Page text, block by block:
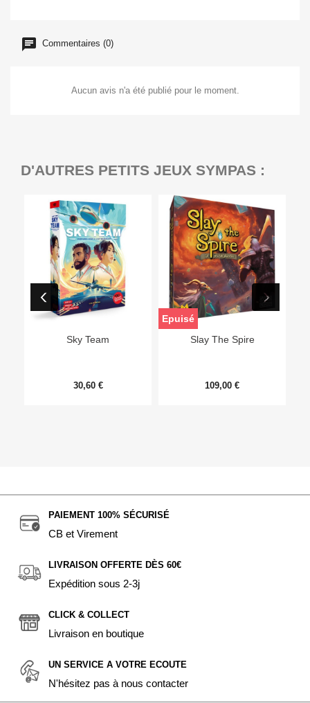
Commentaires (0)
Aucun avis n'a été publié pour le moment.
D'AUTRES PETITS JEUX SYMPAS :
Sky Team
30,60 €
Slay The Spire
109,00 €
Epuisé
PAIEMENT 100% SÉCURISÉ
CB et Virement
LIVRAISON OFFERTE DÈS 60€
Expédition sous 2-3j
CLICK & COLLECT
Livraison en boutique
UN SERVICE A VOTRE ECOUTE
N'hésitez pas à nous contacter